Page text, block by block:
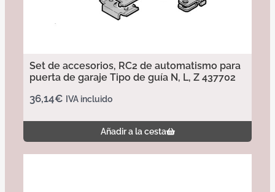
Set de accesorios, RC2 de automatismo para
puerta de garaje Tipo de guía N, L, Z 437702
36,14€ IVA incluido
Añadir a la cesta